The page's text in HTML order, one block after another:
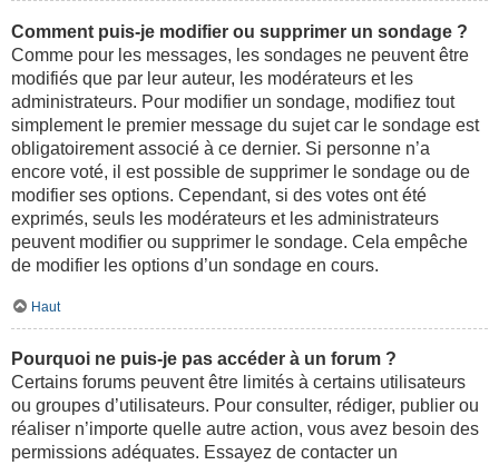
Comment puis-je modifier ou supprimer un sondage ?
Comme pour les messages, les sondages ne peuvent être
modifiés que par leur auteur, les modérateurs et les
administrateurs. Pour modifier un sondage, modifiez tout
simplement le premier message du sujet car le sondage est
obligatoirement associé à ce dernier. Si personne n’a
encore voté, il est possible de supprimer le sondage ou de
modifier ses options. Cependant, si des votes ont été
exprimés, seuls les modérateurs et les administrateurs
peuvent modifier ou supprimer le sondage. Cela empêche
de modifier les options d’un sondage en cours.
Haut
Pourquoi ne puis-je pas accéder à un forum ?
Certains forums peuvent être limités à certains utilisateurs
ou groupes d’utilisateurs. Pour consulter, rédiger, publier ou
réaliser n’importe quelle autre action, vous avez besoin des
permissions adéquates. Essayez de contacter un